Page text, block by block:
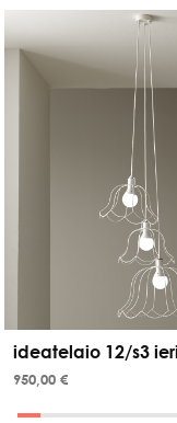
ideatelaio 12/s3
950,00 €